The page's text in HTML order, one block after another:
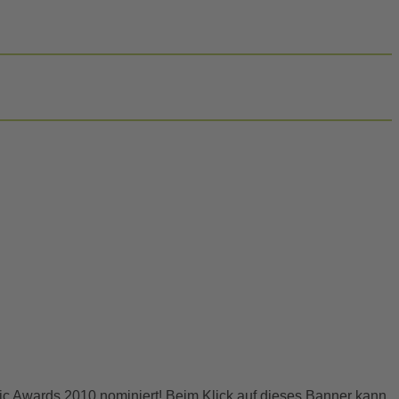
Awards 2010 nominiert! Beim Klick auf dieses Banner kann